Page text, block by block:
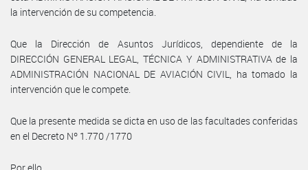
la intervención de su competencia.
Que la Dirección de Asuntos Jurídicos, dependiente de la
DIRECCIÓN GENERAL LEGAL, TÉCNICA Y ADMINISTRATIVA de la
ADMINISTRACIÓN NACIONAL DE AVIACIÓN CIVIL, ha tomado la
intervención que le compete.
Que la presente medida se dicta en uso de las facultades conferidas
en el Decreto Nº 1.770 /1770
Por ello,